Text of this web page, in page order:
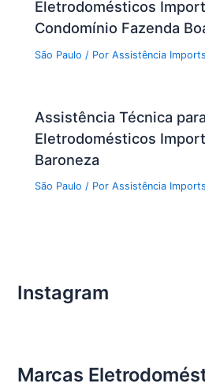
Eletrodomésticos
Condomínio Fazenda
São Paulo / PorAssistência Imports
Assistência Técnica para
Eletrodomésticos
Baroneza
São Paulo / PorAssistência Imports
Instagram
Marcas